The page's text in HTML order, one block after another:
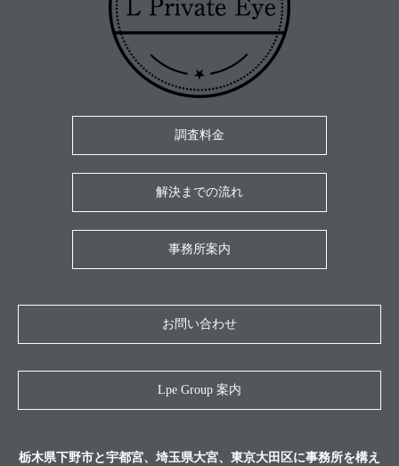
調査料金
解決までの流れ
事務所案内
お問い合わせ
Lpe Group 案内
栃木県下野市と宇都宮、埼玉県大宮、東京大田区に事務所を構え